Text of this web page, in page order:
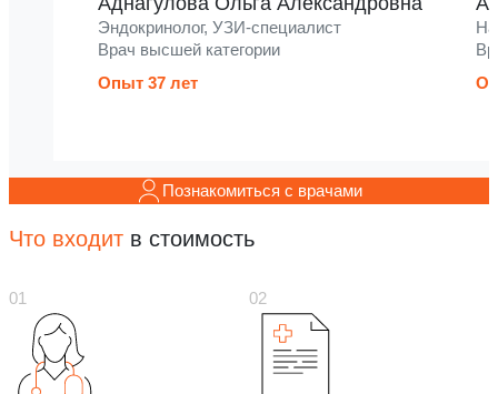
Эндокринолог, УЗИ-специалист
Врач высшей категории
Опыт 37 лет
Познакомиться с врачами
Что входит в стоимость